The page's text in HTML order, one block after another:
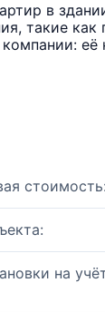
в
такие как
её
стоимость:
на